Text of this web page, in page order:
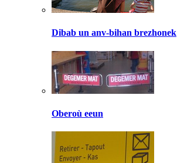
Dibab un anv-bihan brezhonek
Oberoù eeun